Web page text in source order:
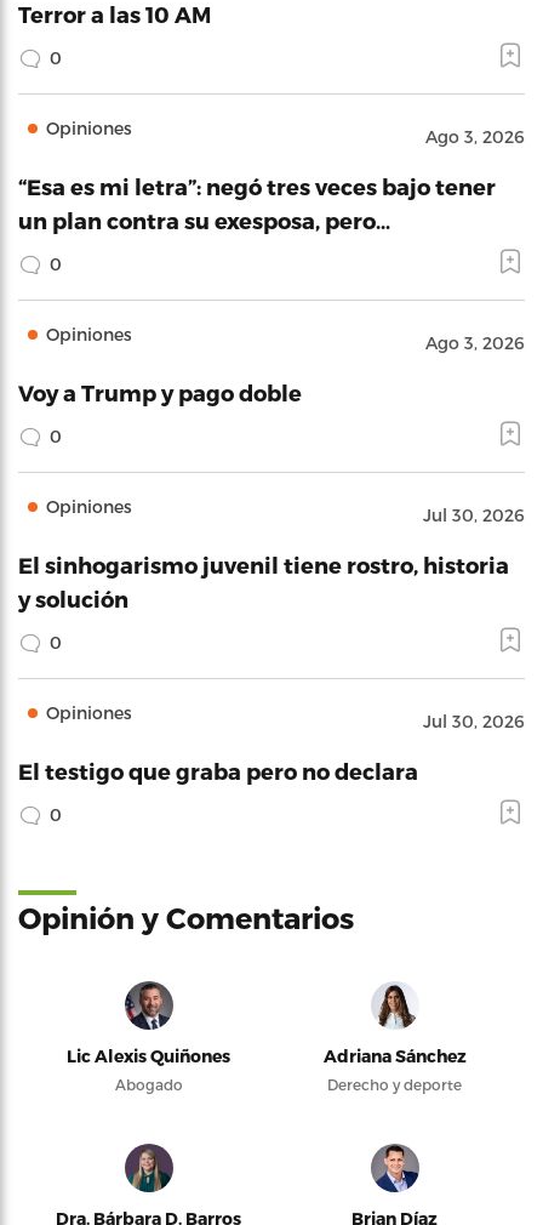
Terror a las 10 AM
0
Opiniones Ago 3, 2026
“Esa es mi letra”: negó tres veces bajo tener
un plan contra su exesposa, pero…
0
Opiniones Ago 3, 2026
Voy a Trump y pago doble
0
Opiniones Jul 30, 2026
El sinhogarismo juvenil tiene rostro, historia
y solución
0
Opiniones Jul 30, 2026
El testigo que graba pero no declara
0
Opinión y Comentarios
Lic Alexis Quiñones
Abogado
Adriana Sánchez
Derecho y deporte
Dra. Bárbara D. Barros Brian Díaz